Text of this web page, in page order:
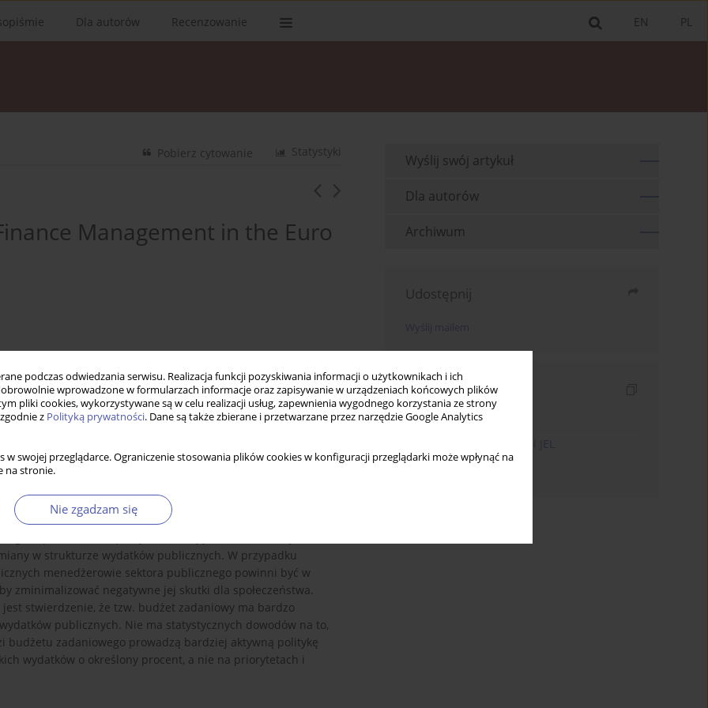
podczas odwiedzania serwisu. Realizacja funkcji pozyskiwania informacji o użytkownikach i ich
wprowadzone w formularzach informacje oraz zapisywanie w urządzeniach końcowych plików
pliki cookies, wykorzystywane są w celu realizacji usług, zapewnienia wygodnego korzystania ze strony
z Polityką prywatności. Dane są także zbierane i przetwarzane przez narzędzie Google Analytics
w swojej przeglądarce. Ograniczenie stosowania plików cookies w konfiguracji przeglądarki może wpłynąć na
na stronie.
Nie zgadzam się
PL
EN
Dla autorów Recenzowanie
Statystyki
Pobierz cytowanie
Management in the Euro
strefy euro. Celem jest sprawdzenie, czy postęp we
jest pomocny w przeprowadzaniu korekt budżetowych.
w prowadzeniu polityki fiskalnej jest zdolność rządu do
w strukturze wydatków publicznych. W przypadku
menedżerowie sektora publicznego powinni być w
zminimalizować negatywne jej skutki dla społeczeństwa.
stwierdzenie, że tzw. budżet zadaniowy ma bardzo
publicznych. Nie ma statystycznych dowodów na to,
budżetu zadaniowego prowadzą bardziej aktywną politykę
wydatków o określony procent, a nie na priorytetach i
Wyślij swój artykuł
Dla autorów
Archiwum
Udostępnij
Indeksy
Indeks słów kluczowych